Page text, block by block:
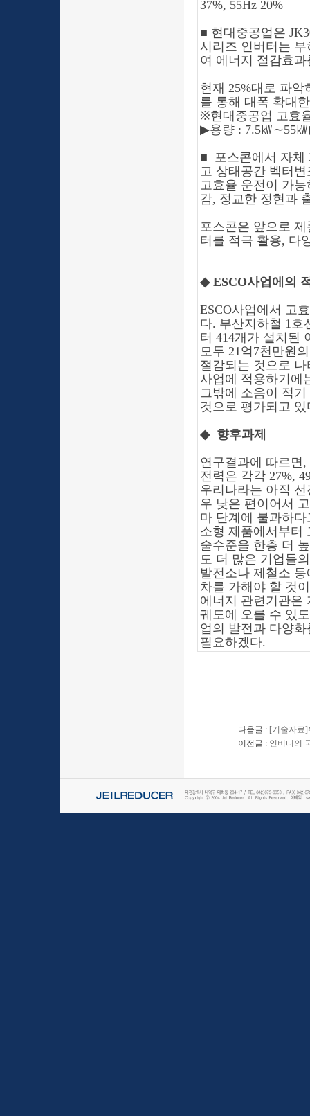
37%, 55Hz 20%
■ 현대중공업은
시리즈 인버터는
여 에너지 절감효
현재 25%대로 파
를 통해 대폭 확대
※현대중공업 고효
▶용량 : 7.5㎾ ∼55㎾
■ 포스콘에서 자체
고 상태공간 벡터변
고효율 운전이 가
감, 정교한 정현과
포스콘은 앞으로
터를 적극 활용, 다
◆ ESCO사업에의
ESCO사업에서 고
다. 부산지하철 1호
터 414개가 설치된
모두 21억7천만원
절감되는 것으로
사업에 적용하기에
그밖에 소음이 적
것으로 평가되고 있
◆ 향후과제
연구결과에 따르면
전력은 각각 27%,
우리나라는 아직
우 낮은 편이어서
마 단계에 불과하
소형 제품에서부터
술수준을 한층 더
도 더 많은 기업들
발전소나 제철소
차를 가해야 할 것
에너지 관련기관은
궤도에 오를 수 있
업의 발전과 다양
필요하겠다.
다음글 : [기술자료
이전글 : 인버터의